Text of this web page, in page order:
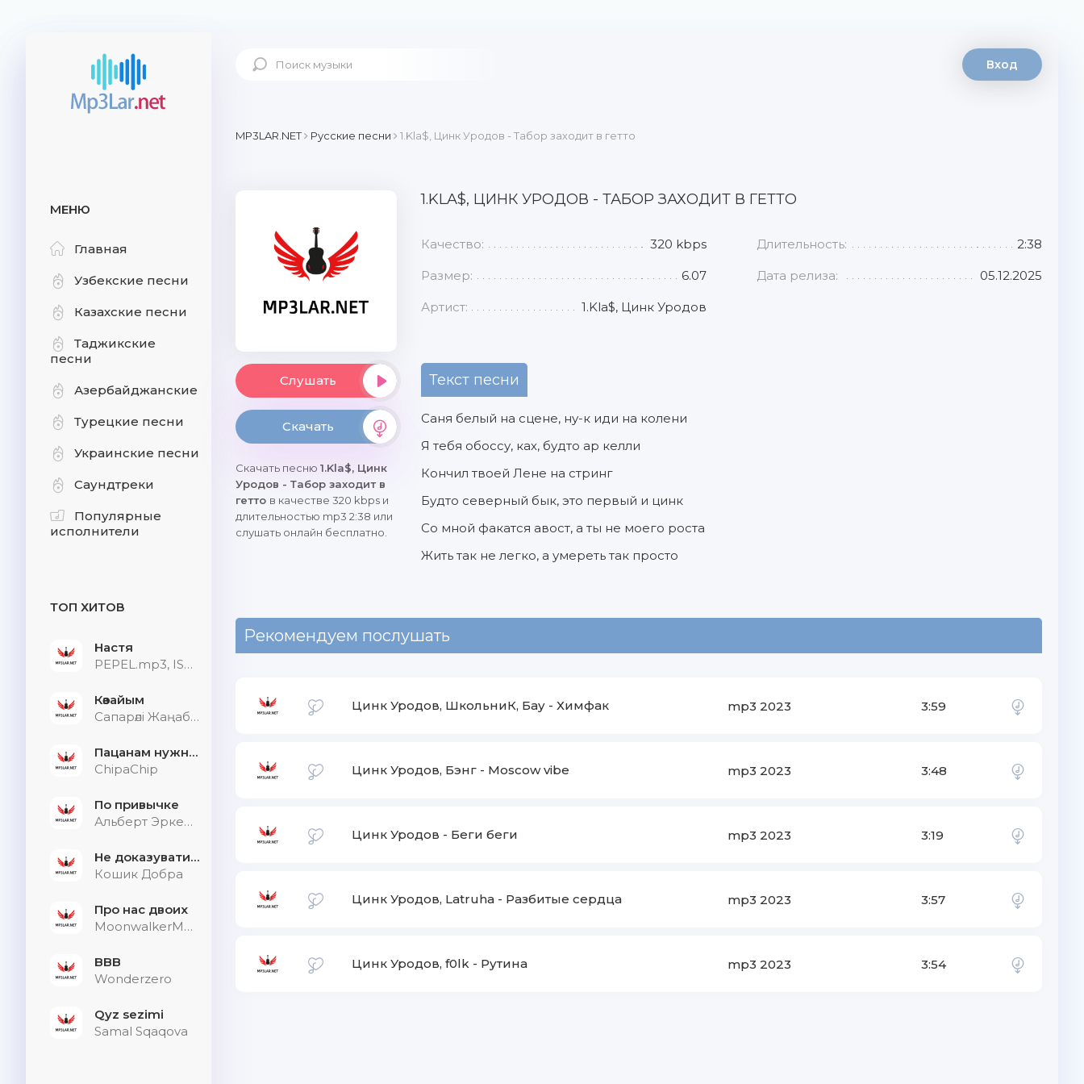
МЕНЮ
Главная
Узбекские песни
Казахские песни
Таджикские
песни
Азербайджанские
Турецкие песни
Украинские песни
Саундтреки
Популярные
исполнители
ТОП ХИТОВ
Настя
PEPEL.mp3, ISVNBITOV, Alfredovich
Көзайым
Сапарәлі Жаңабек
Пацанам нужна дыхалка
ChipaChip
По привычке
Альберт Эркенов
Не доказувати тим, хто не слухає
Кошик Добра
Про нас двоих
MoonwalkerMusic
BBB
Wonderzero
Qyz sezimi
Samal Sqaqova
Вход
MP3LAR.NET Русские песни 1.Kla$, Цинк Уродов - Табор заходит в гетто
Слушать
Скачать
Скачать песню 1.Kla$, Цинк
Уродов - Табор заходит в
гетто в качестве 320 kbps и
длительностью mp3 2:38 или
слушать онлайн бесплатно.
1.KLA$, ЦИНК УРОДОВ - ТАБОР ЗАХОДИТ В ГЕТТО
Качество: 320 kbps Длительность: 2:38
Размер: 6.07 Дата релиза: 05.12.2025
Артист: 1.Kla$, Цинк Уродов
Текст песни
Саня белый на сцене, ну-к иди на колени
Я тебя обоссу, ках, будто ар келли
Кончил твоей Лене на стринг
Будто северный бык, это первый и цинк
Со мной факатся авост, а ты не моего роста
Жить так не легко, а умереть так просто
Рекомендуем послушать
Цинк Уродов, ШкольниК, Бау - Химфак mp3 2023 3:59
Цинк Уродов, Бэнг - Moscow vibe mp3 2023 3:48
Цинк Уродов - Беги беги mp3 2023 3:19
Цинк Уродов, Latruha - Разбитые сердца mp3 2023 3:57
Цинк Уродов, f0lk - Рутина mp3 2023 3:54